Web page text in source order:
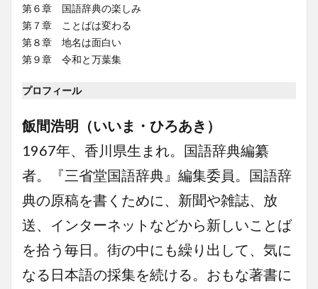
第６章 国語辞典の楽しみ
第７章 ことばは変わる
第８章 地名は面白い
第９章 令和と万葉集
プロフィール
飯間浩明（いいま・ひろあき）
1967年、香川県生まれ。国語辞典編纂
者。『三省堂国語辞典』編集委員。国語辞
典の原稿を書くために、新聞や雑誌、放
送、インターネットなどから新しいことば
を拾う毎日。街の中にも繰り出して、気に
なる日本語の採集を続ける。おもな著書に